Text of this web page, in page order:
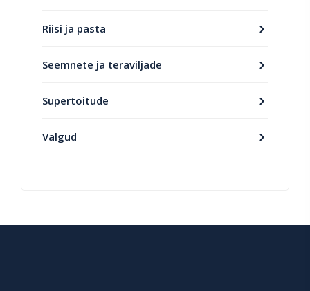
Riisi ja pasta
Seemnete ja teraviljade
Supertoitude
Valgud